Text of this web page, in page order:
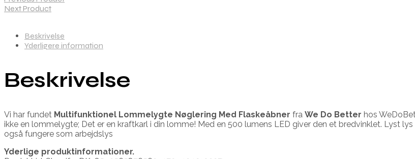
Next Product
Beskrivelse
Yderligere information
Beskrivelse
Vi har fundet Multifunktionel Lommelygte Nøglering Med Flaskeåbner fra We Do Better hos
ikke en lommelygte; Det er en kraftkarl i din lomme! Med en 500 lumens LED giver den et bredvinklet. Lyst
også fungere som arbejdslys
Yderlige produktinformationer.